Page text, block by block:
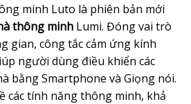
minh Luto là phiên bản mới
thông minh Lumi. Đóng vai trò
gian, công tắc cảm ứng kính
người dùng điều khiển các
bằng Smartphone và Giọng nói.
các tính năng thông minh, khả